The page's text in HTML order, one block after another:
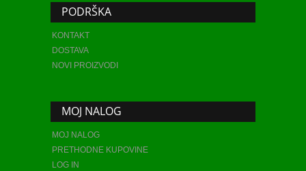
PODRŠKA
KONTAKT
DOSTAVA
NOVI PROIZVODI
MOJ NALOG
MOJ NALOG
PRETHODNE KUPOVINE
LOG IN